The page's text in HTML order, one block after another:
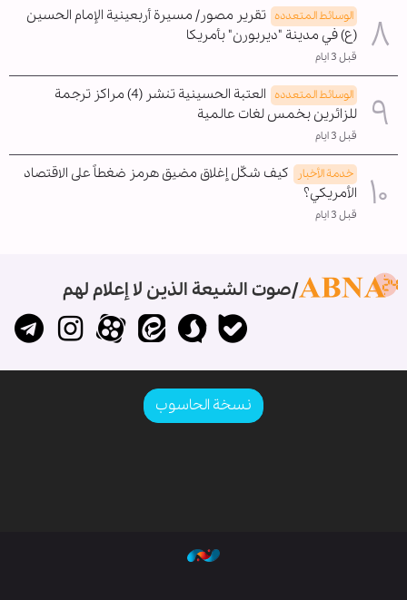
الوسائط المتعدده تقرير مصور/ مسيرة أربعينية الإمام الحسين
(ع) في مدينة "ديربورن" بأمريكا
قبل 3 ايام
الوسائط المتعدده
العتبة الحسينية تنشر (4) مراكز ترجمة
للزائرين بخمس لغات عالمية
قبل 3 ايام
خدمة الأخبار
كيف شكّل إغلاق مضيق هرمز ضغطاً على الاقتصاد
الأمريكي؟
قبل 3 ايام
صوت الشيعة الذين لا إعلام لهم
نسخة الحاسوب